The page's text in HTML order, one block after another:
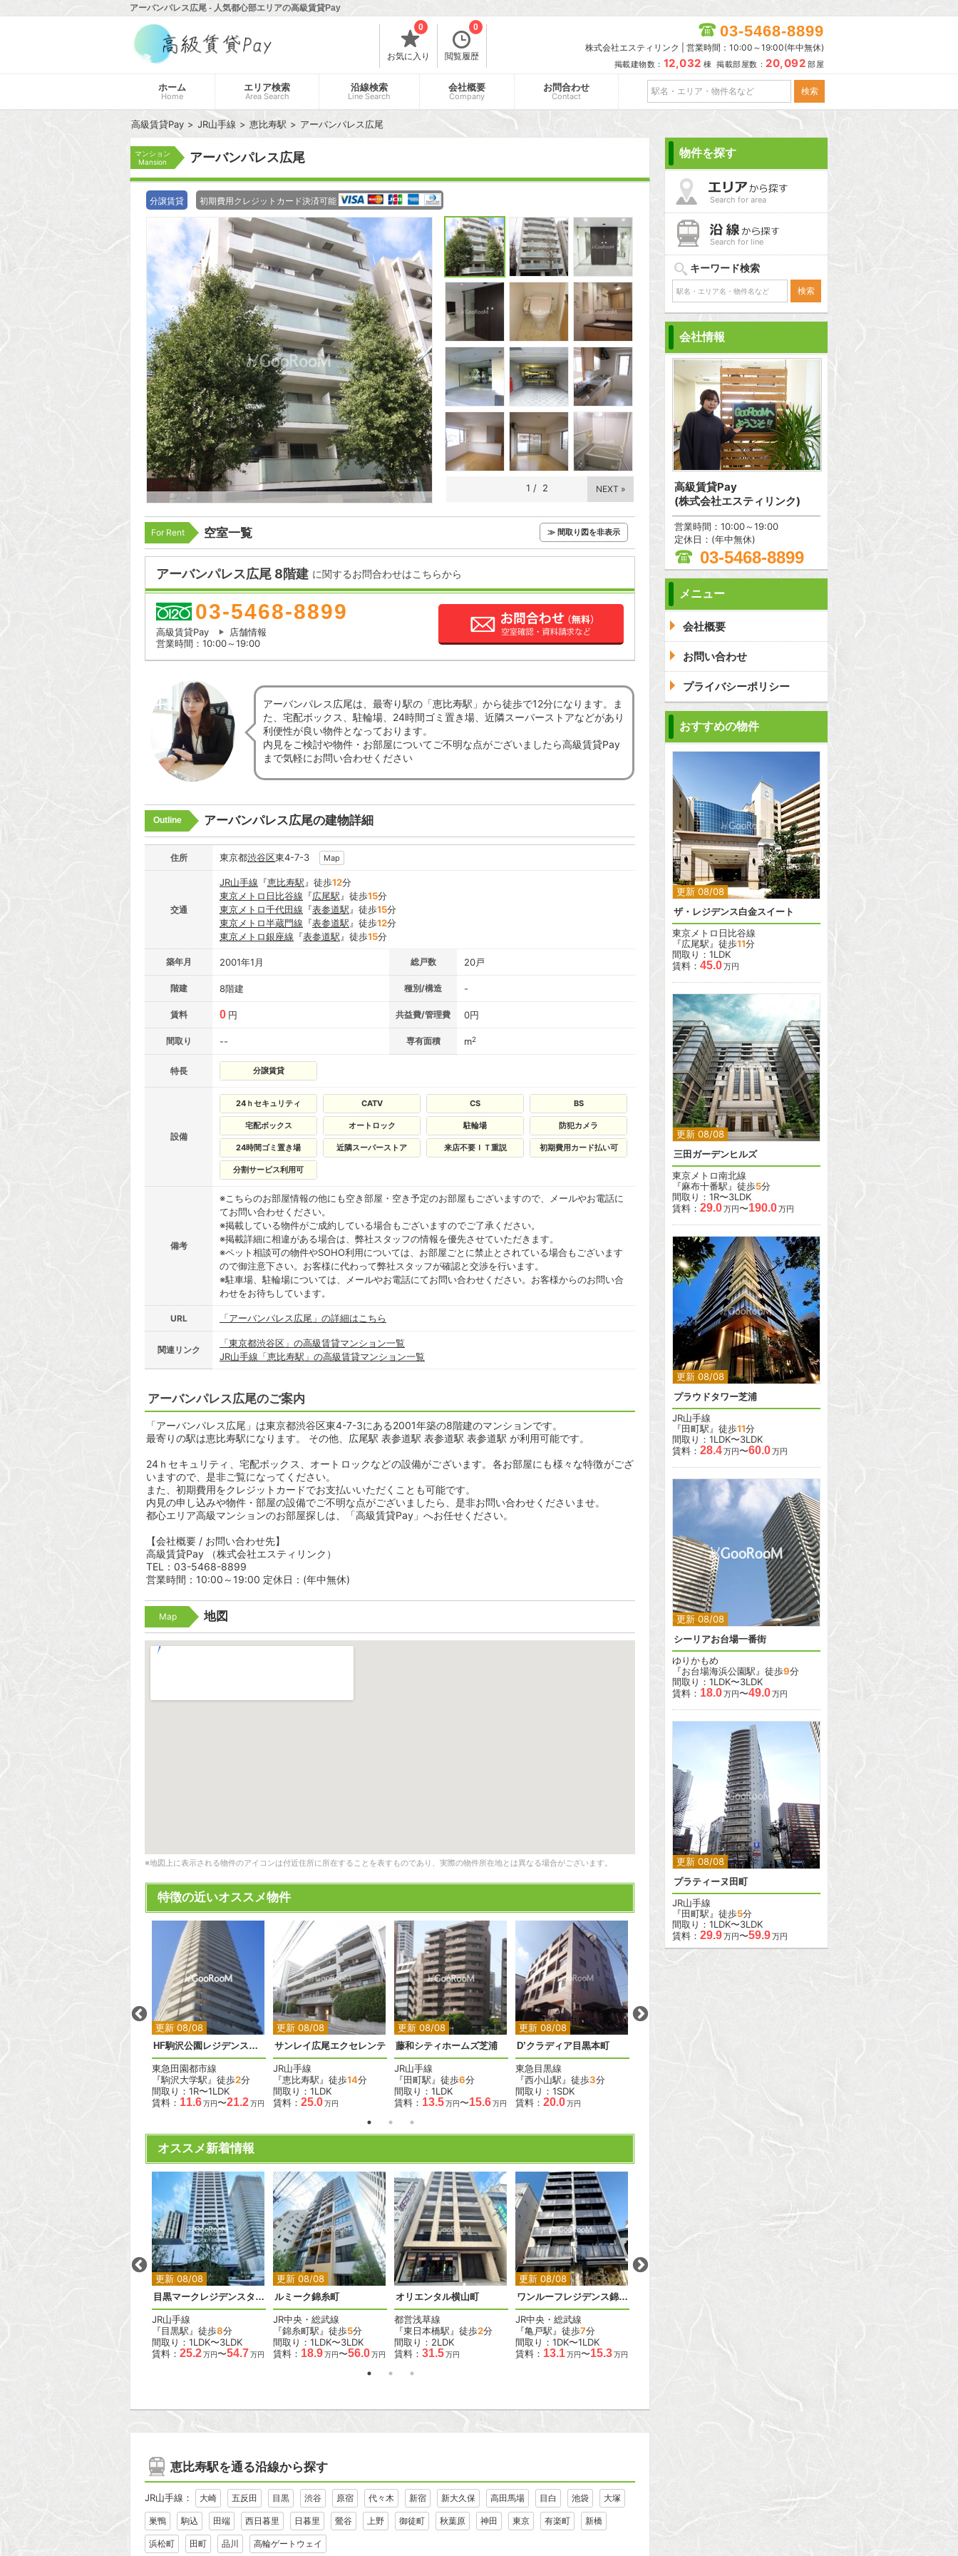
アーバンパレス広尾 - 人気都心部エリアの高級賃貸Pay
お気に入り
0
閲覧履歴
0 03-5468-8899
株式会社エスティリンク | 営業時間：10:00～19:00(年中無休)
掲載建物数： 12,032 棟 掲載部屋数： 20,092 部屋
ホーム
Home
エリア検索
Area Search
沿線検索
Line Search
会社概要
Company
お問合わせ
Contact
高級賃貸Pay JR山手線 恵比寿駅 アーバンパレス広尾
マンション
Mansion
アーバンパレス広尾
分譲賃貸 初期費用クレジットカード決済可能
1 / 2 NEXT »
For Rent 空室一覧 ≫ 間取り図を非表示
アーバンパレス広尾 8階建 に関するお問合わせはこちらから
03-5468-8899
高級賃貸Pay
店舗情報
営業時間：10:00～19:00
アーバンパレス広尾は、最寄り駅の「恵比寿駅」から徒歩で12分になります。ま
た、宅配ボックス、駐輪場、24時間ゴミ置き場、近隣スーパーストアなどがあり
利便性が良い物件となっております。
内見をご検討や物件・お部屋についてご不明な点がございましたら高級賃貸Pay
まで気軽にお問い合わせください
Outline アーバンパレス広尾の建物詳細
住所 東京都渋谷区東4-7-3 Map
交通
JR山手線 『恵比寿駅 』徒歩12分
東京メトロ日比谷線 『広尾駅 』徒歩15分
東京メトロ千代田線 『表参道駅 』徒歩15分
東京メトロ半蔵門線 『表参道駅 』徒歩12分
東京メトロ銀座線 『表参道駅 』徒歩15分
築年月 2001年1月 総戸数 20戸
階建 8階建 種別/構造 -
賃料 0 円 共益費/管理費 0円
間取り -- 専有面積 m2
特長 分譲賃貸
設備
24ｈセキュリティ CATV CS BS
宅配ボックス オートロック 駐輪場 防犯カメラ
24時間ゴミ置き場 近隣スーパーストア 来店不要ＩＴ重説 初期費用カード払い可
分割サービス利用可
備考
※こちらのお部屋情報の他にも空き部屋・空き予定のお部屋もございますので、メールやお電話に
てお問い合わせください。
※掲載している物件がご成約している場合もございますのでご了承ください。
※掲載詳細に相違がある場合は、弊社スタッフの情報を優先させていただきます。
※ペット相談可の物件やSOHO利用については、お部屋ごとに禁止とされている場合もございます
ので御注意下さい。お客様に代わって弊社スタッフが確認と交渉を行います。
※駐車場、駐輪場については、メールやお電話にてお問い合わせください。お客様からのお問い合
わせをお待ちしています。
URL 「アーバンパレス広尾」の詳細はこちら
関連リンク
「東京都渋谷区」の高級賃貸マンション一覧
JR山手線「恵比寿駅」の高級賃貸マンション一覧
アーバンパレス広尾のご案内
「アーバンパレス広尾」は東京都渋谷区東4-7-3にある2001年築の8階建のマンションです。
最寄りの駅は恵比寿駅になります。 その他、広尾駅 表参道駅 表参道駅 表参道駅 が利用可能です。
24ｈセキュリティ、宅配ボックス、オートロックなどの設備がございます。各お部屋にも様々な特徴がござ
いますので、是非ご覧になってください。
また、初期費用をクレジットカードでお支払いいただくことも可能です。
内見の申し込みや物件・部屋の設備でご不明な点がございましたら、是非お問い合わせくださいませ。
都心エリア高級マンションのお部屋探しは、「高級賃貸Pay」へお任せください。
【会社概要 / お問い合わせ先】
高級賃貸Pay （株式会社エスティリンク）
TEL：03-5468-8899
営業時間：10:00～19:00 定休日：(年中無休)
Map 地図
※地図上に表示される物件のアイコンは付近住所に所在することを表すものであり、実際の物件所在地とは異なる場合がございます。
特徴の近いオススメ物件
更新 08/08
2
HF駒沢公園レジデンスタワー
東急田園都市線
『駒沢大学駅』徒歩2分
間取り：1R〜1LDK
賃料： 11.6万円〜21.2万円
更新 08/08
2
サンレイ広尾エクセレンテ
JR山手線
『恵比寿駅』徒歩14分
間取り：1LDK
賃料： 25.0万円
更新 08/08
2
藤和シティホームズ芝浦
JR山手線
『田町駅』徒歩6分
間取り：1LDK
賃料： 13.5万円〜15.6万円
更新 08/08
2
D’クラディア目黒本町
東急目黒線
『西小山駅』徒歩3分
間取り：1SDK
賃料： 20.0万円
8
賃料：
オススメ新着情報
更新 08/08
2
目黒マークレジデンスタワー
JR山手線
『目黒駅』徒歩8分
間取り：1LDK〜3LDK
賃料： 25.2万円〜54.7万円
更新 08/08
2
ルミーク錦糸町
JR中央・総武線
『錦糸町駅』徒歩5分
間取り：1LDK〜3LDK
賃料： 18.9万円〜56.0万円
2
オリエンタル横山町
都営浅草線
『東日本橋駅』徒歩2分
間取り：2LDK
賃料： 31.5万円
更新 08/08
2 2
ワンルーフレジデンス錦糸町
JR中央・総武線
『亀戸駅』徒歩7分
間取り：1DK〜1LDK
賃料： 13.1万円〜15.3万円
間取り：1LDK〜2LDK
32.3
恵比寿駅を通る沿線から探す
JR山手線： 大崎 五反田 目黒 渋谷 原宿 代々木 新宿 新大久保 高田馬場 目白 池袋 大塚
巣鴨 駒込 田端 西日暮里 日暮里 鶯谷 上野 御徒町 秋葉原 神田 東京 有楽町 新橋
浜松町 田町 品川 高輪ゲートウェイ
物件を探す
Search for area
Search for line
キーワード検索
会社情報
高級賃貸Pay
(株式会社エスティリンク)
営業時間：10:00～19:00
定休日：(年中無休)
03-5468-8899
メニュー
会社概要
お問い合わせ
プライバシーポリシー
おすすめの物件
更新 08/08
2
ザ・レジデンス白金スイート
東京メトロ日比谷線
『広尾駅』徒歩11分
間取り：1LDK
賃料： 45.0万円
更新 08/08
2
三田ガーデンヒルズ
東京メトロ南北線
『麻布十番駅』徒歩5分
間取り：1R〜3LDK
賃料： 29.0万円〜190.0万円
更新 08/08
2 2
プラウドタワー芝浦
JR山手線
『田町駅』徒歩11分
間取り：1LDK〜3LDK
賃料： 28.4万円〜60.0万円
更新 08/08
2
シーリアお台場一番街
ゆりかもめ
『お台場海浜公園駅』徒歩9分
間取り：1LDK〜3LDK
賃料： 18.0万円〜49.0万円
更新 08/08
2 2
プラティーヌ田町
JR山手線
『田町駅』徒歩5分
間取り：1LDK〜3LDK
賃料： 29.9万円〜59.9万円